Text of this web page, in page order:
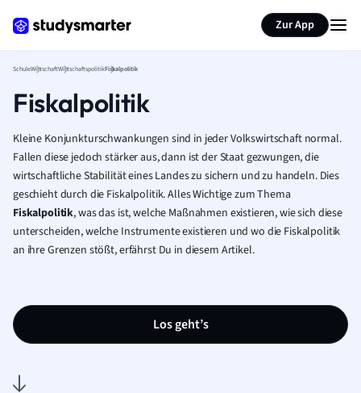
Zur App
SchuleWirtschaftWirtschaftspolitikFiskalpolitik
Fiskalpolitik
Kleine Konjunkturschwankungen sind in jeder Volkswirtschaft normal.
Fallen diese jedoch stärker aus, dann ist der Staat gezwungen, die
wirtschaftliche Stabilität eines Landes zu sichern und zu handeln. Dies
geschieht durch die Fiskalpolitik. Alles Wichtige zum Thema
Fiskalpolitik, was das ist, welche Maßnahmen existieren, wie sich diese
unterscheiden, welche Instrumente existieren und wo die Fiskalpolitik
an ihre Grenzen stößt, erfährst Du in diesem Artikel.
Los geht’s
Seite zusammenfassen